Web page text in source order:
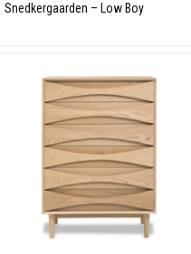
Snedkergaarden – Low Boy